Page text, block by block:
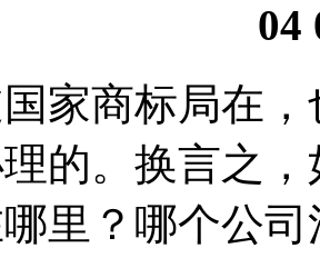
04
家商标局在
的。换言之
里？哪个公